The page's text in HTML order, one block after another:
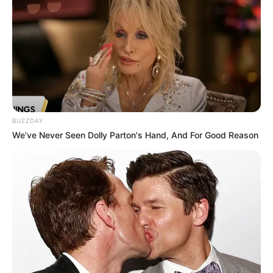
Estudos internacionais mostram que o uso prolongado é
associado a problemas dentais. — Imagem/Freepik.
“Se ainda há dificuldades como pega incorreta, dor e lesões nos
mamilos e o bebê não ganha peso, a chupeta pode piorar essa
situação”, aponta Kelly Oliveira, pediatra pela Universidade de São
BUZZDAY
We’ve Never Seen Dolly Parton's Hand, And For Good Reason